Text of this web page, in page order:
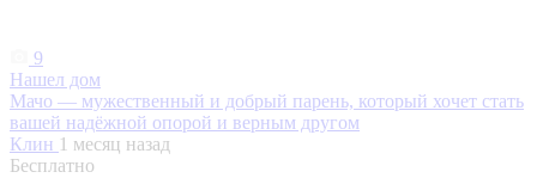
9
Нашел дом
Мачо — мужественный и добрый парень, который хочет стать
вашей надёжной опорой и верным другом
Клин 1 месяц назад
Бесплатно